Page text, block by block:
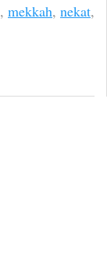
, mekkah, nekat,